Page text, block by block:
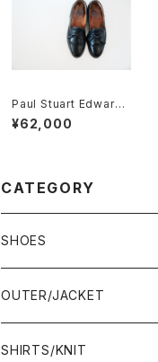
Paul Stuart Edward
Green製 タッセルブロ
ーグ 7D
¥62,000
CATEGORY
SHOES
21.5-22.0 cm
22.0-22.5 cm
OUTER/JACKET
SHIRTS/KNIT